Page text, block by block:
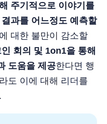
주기적으로 이야기를
과를 어느정도 예측할
대한 불만이 감소할
회의 및 1on1을 통해
도움을 제공한다면 행
도 이에 대해 리더를